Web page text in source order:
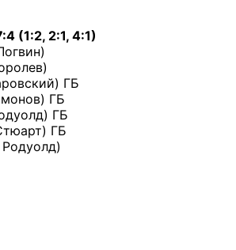
(1:2, 2:1, 4:1)
ГБ
ГБ
ГБ
ГБ